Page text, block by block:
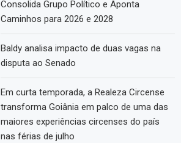
Consolida Grupo Político e Aponta
Caminhos para 2026 e 2028
Baldy analisa impacto de duas vagas na
disputa ao Senado
Em curta temporada, a Realeza Circense
transforma Goiânia em palco de uma das
maiores experiências circenses do país
nas férias de julho